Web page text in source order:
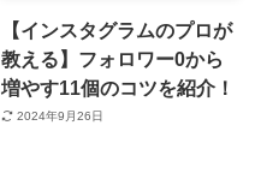
【インスタグラムのプロが
教える】フォロワー0から
増やす11個のコツを紹介！
2024年9月26日